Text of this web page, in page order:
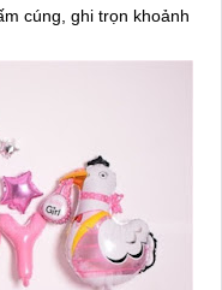
cúng, ghi trọn khoảnh